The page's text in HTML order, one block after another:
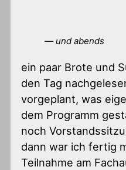
— und abends
ein paar Brote und
den Tag
vorgeplant, was
dem Programm
noch
dann war ich fertig
Teilnahme am